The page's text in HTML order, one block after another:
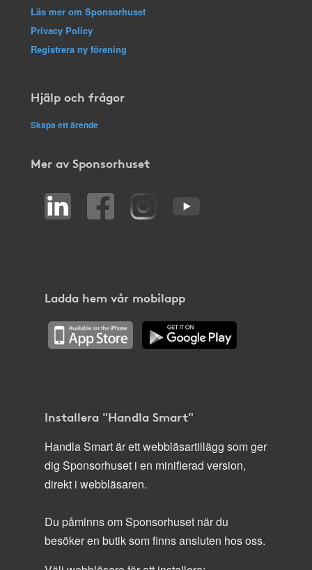
Läs mer om Sponsorhuset
Privacy Policy
Registrera ny förening
Hjälp och frågor
Skapa ett ärende
Mer av Sponsorhuset
Ladda hem vår mobilapp
Installera "Handla Smart"
Handla Smart är ett webbläsartillägg som ger
dig Sponsorhuset i en minifierad version,
direkt i webbläsaren.
Du påminns om Sponsorhuset när du
besöker en butik som finns ansluten hos oss.